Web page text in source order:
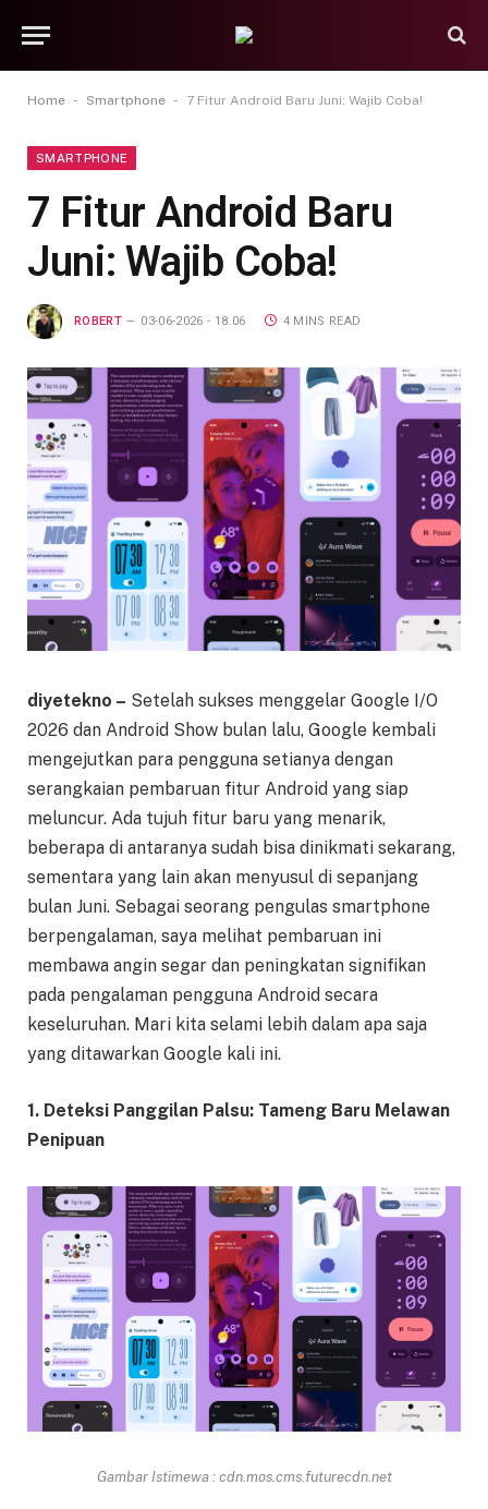
Home - Smartphone - 7 Fitur Android Baru Juni: Wajib Coba!
SMARTPHONE
7 Fitur Android Baru
Juni: Wajib Coba!
ROBERT 03-06-2026 - 18.06 4 MINS READ
diyetekno – Setelah sukses menggelar Google I/O
2026 dan Android Show bulan lalu, Google kembali
mengejutkan para pengguna setianya dengan
serangkaian pembaruan fitur Android yang siap
meluncur. Ada tujuh fitur baru yang menarik,
beberapa di antaranya sudah bisa dinikmati sekarang,
sementara yang lain akan menyusul di sepanjang
bulan Juni. Sebagai seorang pengulas smartphone
berpengalaman, saya melihat pembaruan ini
membawa angin segar dan peningkatan signifikan
pada pengalaman pengguna Android secara
keseluruhan. Mari kita selami lebih dalam apa saja
yang ditawarkan Google kali ini.
1. Deteksi Panggilan Palsu: Tameng Baru Melawan
Penipuan
Gambar Istimewa : cdn.mos.cms.futurecdn.net